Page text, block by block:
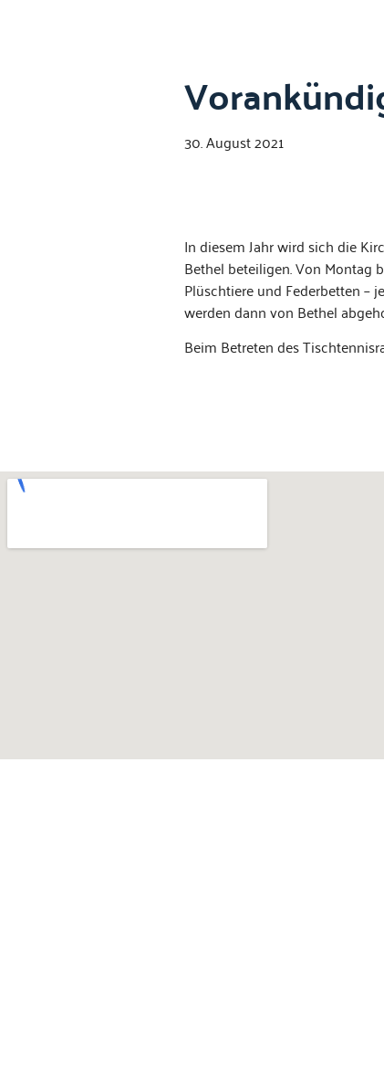
30. August 2021
In diesem Jahr wird sich die
Bethel beteili­gen. Von Mon­tag
Plüschtiere und Feder­bet­ten –
wer­den dann von Bethel
Beim Betreten des